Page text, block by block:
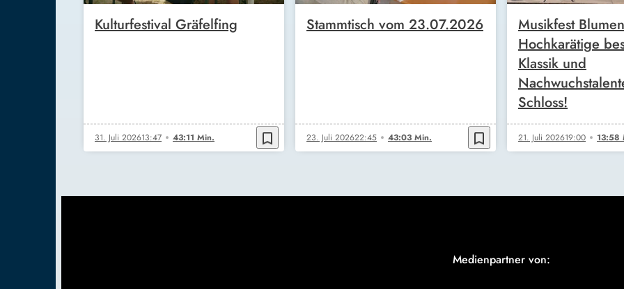
Kulturfestival Gräfelfing
31. Juli 202613:47 43:11 Min. bookmark_border
Stammtisch vom 23.07.2026
23. Juli 202622:45 43:03 Min. bookmark_border
Musikfest
Hochkarätige
Klassik und
Schloss!
21. Juli 202619:00 13:58
Medienpartner von: